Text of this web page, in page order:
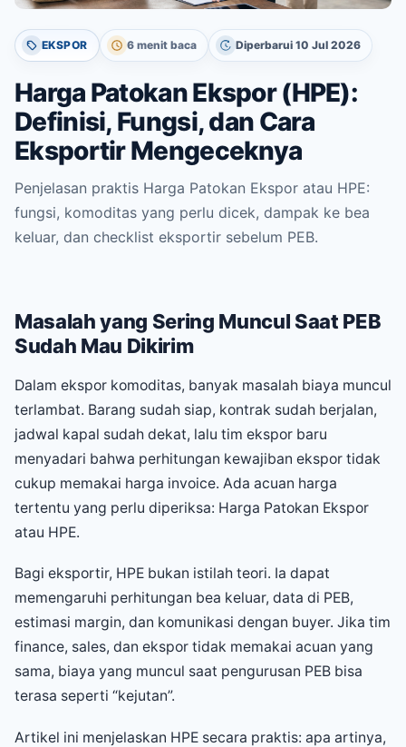
EKSPOR 6 menit baca Diperbarui 10 Jul 2026
Harga Patokan Ekspor (HPE):
Definisi, Fungsi, dan Cara
Eksportir Mengeceknya
Penjelasan praktis Harga Patokan Ekspor atau HPE:
fungsi, komoditas yang perlu dicek, dampak ke bea
keluar, dan checklist eksportir sebelum PEB.
Masalah yang Sering Muncul Saat PEB
Sudah Mau Dikirim
Dalam ekspor komoditas, banyak masalah biaya muncul
terlambat. Barang sudah siap, kontrak sudah berjalan,
jadwal kapal sudah dekat, lalu tim ekspor baru
menyadari bahwa perhitungan kewajiban ekspor tidak
cukup memakai harga invoice. Ada acuan harga
tertentu yang perlu diperiksa: Harga Patokan Ekspor
atau HPE.
Bagi eksportir, HPE bukan istilah teori. Ia dapat
memengaruhi perhitungan bea keluar, data di PEB,
estimasi margin, dan komunikasi dengan buyer. Jika tim
finance, sales, dan ekspor tidak memakai acuan yang
sama, biaya yang muncul saat pengurusan PEB bisa
terasa seperti “kejutan”.
Artikel ini menjelaskan HPE secara praktis: apa artinya,